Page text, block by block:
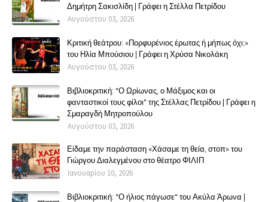
Δημήτρη Σακισλίδη | Γράφει η Στέλλα Πετρίδου
Αυγούστου 03, 2026
Κριτική θεάτρου: «Πορφυρένιος έρωτας ή μήπως όχι;»
του Ηλία Μπούσιου | Γράφει η Χρύσα Νικολάκη
Αυγούστου 03, 2026
Βιβλιοκριτική: "Ο Ωρίωνας, ο Μάξιμος και οι
φανταστικοί τους φίλοι" της Στέλλας Πετρίδου | Γράφει η
Σμαραγδή Μητροπούλου
Αυγούστου 03, 2026
Είδαμε την παράσταση «Χάσαμε τη θεία, στοπ» του
Γιώργου Διαλεγμένου στο θέατρο ΦΙΛΙΠ
Ιανουαρίου 10, 2026
Βιβλιοκριτική: "Ο ήλιος πάγωσε" του Ακύλα Άρωνα |